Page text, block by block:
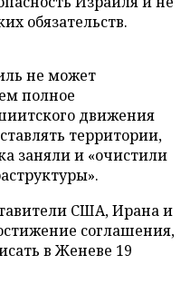
обязательств.
не может
полное
движения
территории,
заняли и «очистили
США, Ирана и
соглашения,
в Женеве 19